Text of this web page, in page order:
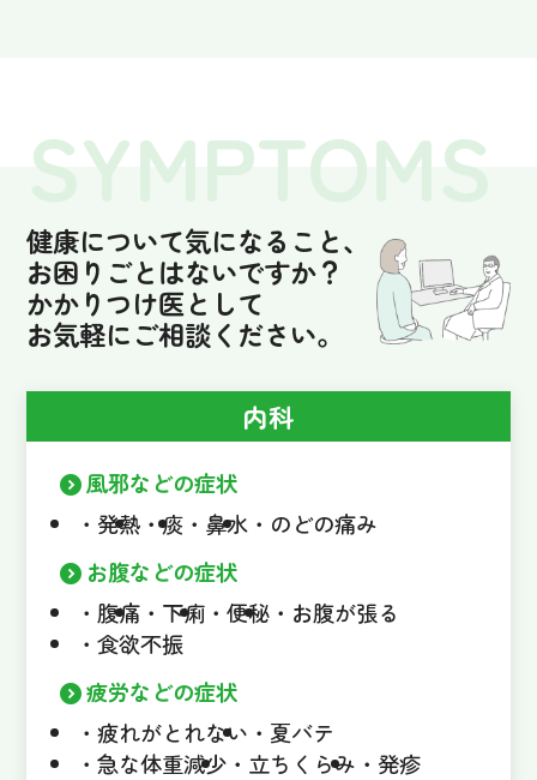
健康について気になること、
お困りごとはないですか？
かかりつけ医として
お気軽にご相談ください。
内科
風邪などの症状
発熱
痰 鼻水
のどの痛み
お腹などの症状
腹痛
下痢 便秘
お腹が張る
食欲不振
疲労などの症状
疲れがとれない
夏バテ
急な体重減少
立ちくらみ
発疹